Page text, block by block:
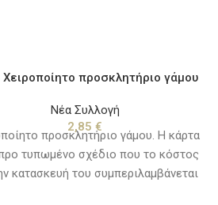
προσκλητήριο γάμου
Νέα Συλλογή
2,85 €
προσκλητήριο γάμου. Η κάρτα
τυπωμένο σχέδιο που το κόστος
κατασκευή του συμπεριλαμβάνεται